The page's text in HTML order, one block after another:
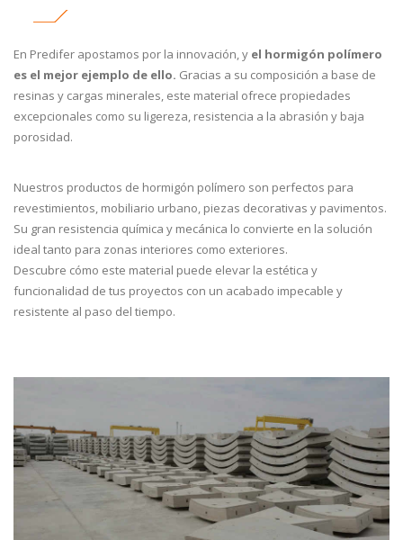
En Predifer apostamos por la innovación, y el hormigón polímero
es el mejor ejemplo de ello. Gracias a su composición a base de
resinas y cargas minerales, este material ofrece propiedades
excepcionales como su ligereza, resistencia a la abrasión y baja
porosidad.
Nuestros productos de hormigón polímero son perfectos para
revestimientos, mobiliario urbano, piezas decorativas y pavimentos.
Su gran resistencia química y mecánica lo convierte en la solución
ideal tanto para zonas interiores como exteriores.
Descubre cómo este material puede elevar la estética y
funcionalidad de tus proyectos con un acabado impecable y
resistente al paso del tiempo.